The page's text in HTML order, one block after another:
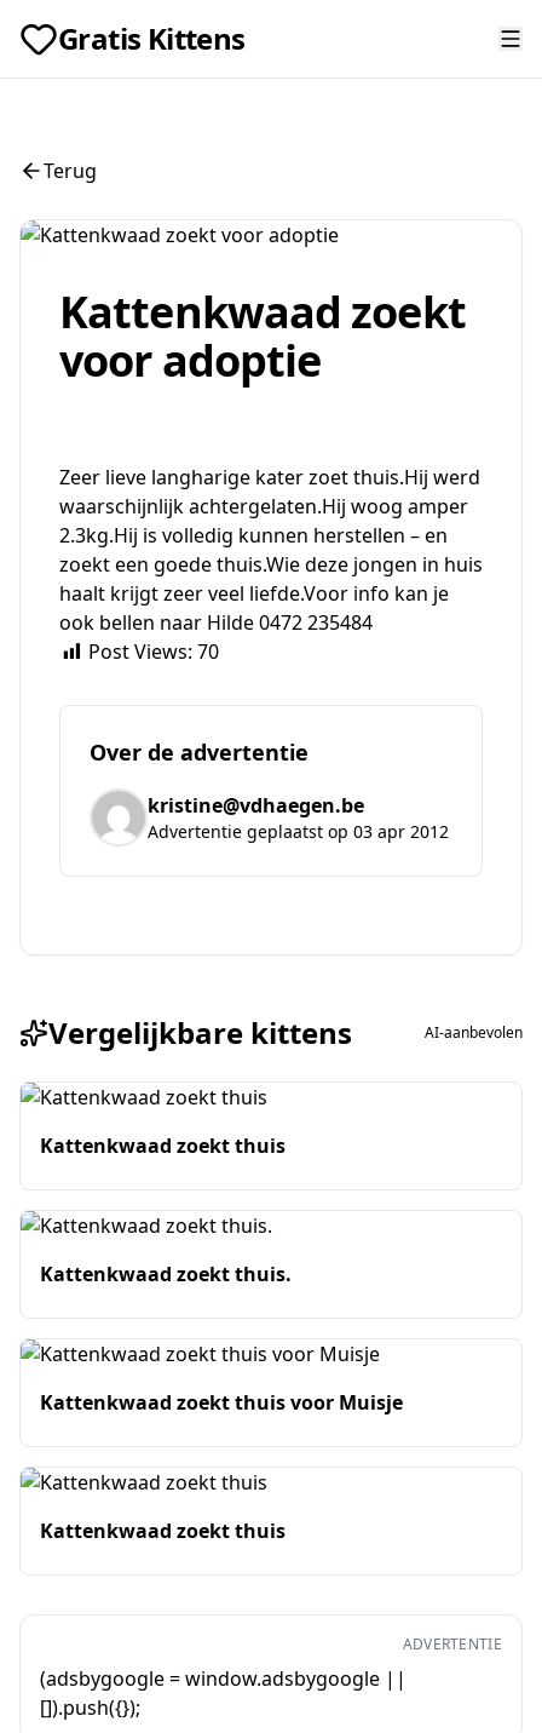
Gratis Kittens
Terug
Kattenkwaad zoekt
voor adoptie
Zeer lieve langharige kater zoet thuis.Hij werd
waarschijnlijk achtergelaten.Hij woog amper
2.3kg.Hij is volledig kunnen herstellen – en
zoekt een goede thuis.Wie deze jongen in huis
haalt krijgt zeer veel liefde.Voor info kan je
ook bellen naar Hilde 0472 235484
Post Views: 70
Over de advertentie
kristine@vdhaegen.be
Advertentie geplaatst op 03 apr 2012
Vergelijkbare kittens AI-aanbevolen
Kattenkwaad zoekt thuis
Kattenkwaad zoekt thuis.
Kattenkwaad zoekt thuis voor Muisje
Kattenkwaad zoekt thuis
ADVERTENTIE
(adsbygoogle = window.adsbygoogle ||
[]).push({});